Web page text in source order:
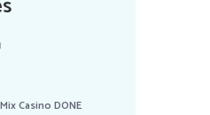
Casino DONE